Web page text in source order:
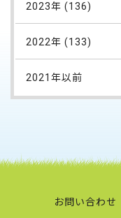
2023年 (136)
2022年 (133)
2021年以前
お問い合わせ